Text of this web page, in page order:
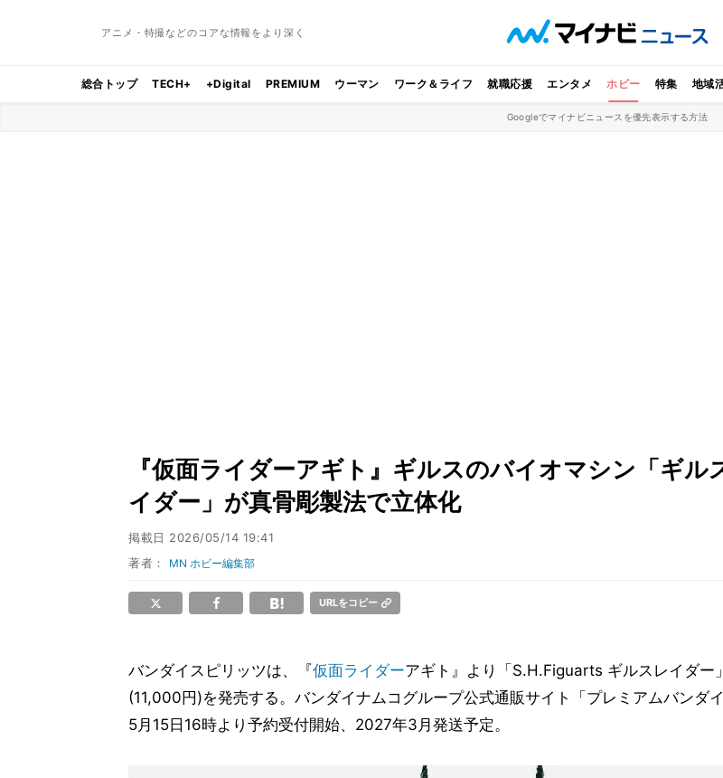
アニメ・特撮などのコアな情報をより深く
総合トップ TECH+ +Digital PREMIUM ウーマン ワーク＆ライフ 就職応援 エンタメ ホビー 特集 地域
Googleでマイナビニュースを優先表示する方法
『仮面ライダーアギト』ギルスのバイオマシン「ギル
イダー」が真骨彫製法で立体化
掲載日 2026/05/14 19:41
著者： MN ホビー編集部
URLをコピー
バンダイスピリッツは、『仮面ライダーアギト』より「S.H.Figuarts ギルスレイダー」
(11,000円)を発売する。バンダイナムコグループ公式通販サイト「プレミアムバンダ
5月15日16時より予約受付開始、2027年3月発送予定。